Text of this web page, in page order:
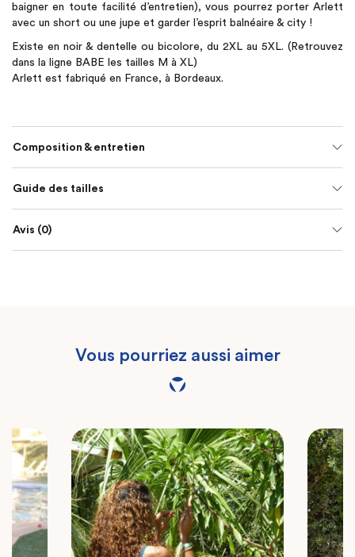
baigner en toute facilité d’entretien), vous pourrez porter Arlett
avec un short ou une jupe et garder l’esprit balnéaire & city !
Existe en noir & dentelle ou bicolore, du 2XL au 5XL. (Retrouvez
dans la ligne BABE les tailles M à XL)
Arlett est fabriqué en France, à Bordeaux.
Composition & entretien
Guide des tailles
Avis (0)
Vous pourriez aussi aimer